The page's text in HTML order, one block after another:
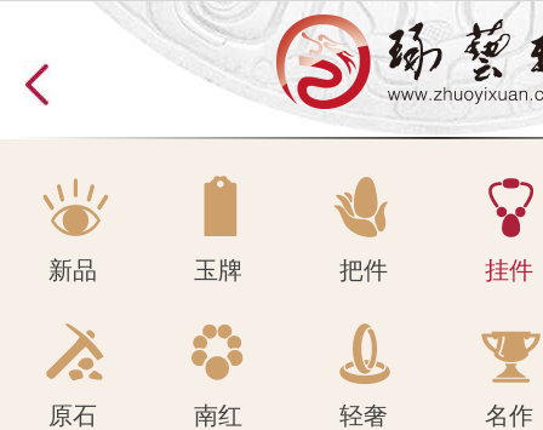
原石 南红 轻奢 名作
新品 玉牌 把件 挂件
原石 南红 轻奢 名作